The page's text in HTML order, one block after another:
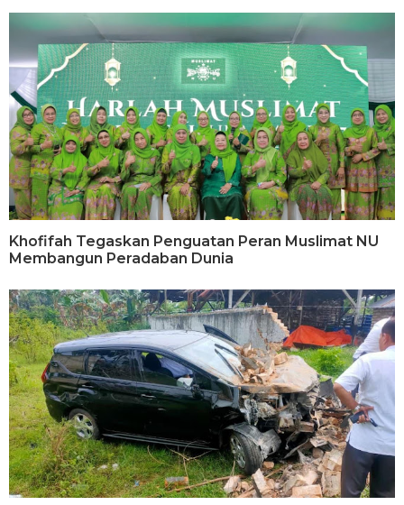
Khofifah Tegaskan Penguatan Peran Muslimat NU
Membangun Peradaban Dunia